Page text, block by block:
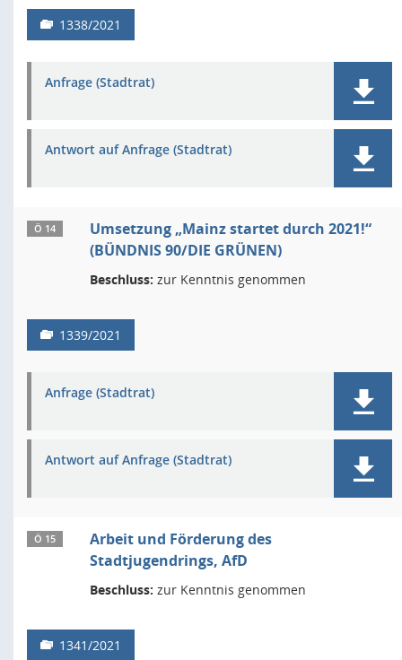
1338/2021
Anfrage (Stadtrat)
Antwort auf Anfrage (Stadtrat)
Ö 14
Umsetzung „Mainz startet durch 2021!“
(BÜNDNIS 90/DIE GRÜNEN)
Beschluss: zur Kenntnis genommen
1339/2021
Anfrage (Stadtrat)
Antwort auf Anfrage (Stadtrat)
Ö 15
Arbeit und Förderung des
Stadtjugendrings, AfD
Beschluss: zur Kenntnis genommen
1341/2021